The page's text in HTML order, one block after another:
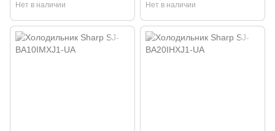
Нет в наличии Нет в наличии